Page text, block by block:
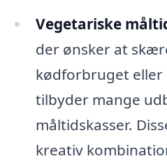
Vegetariske
der ønsker at
kødforbruget eller
tilbyder mange
måltidskasser.
kreativ